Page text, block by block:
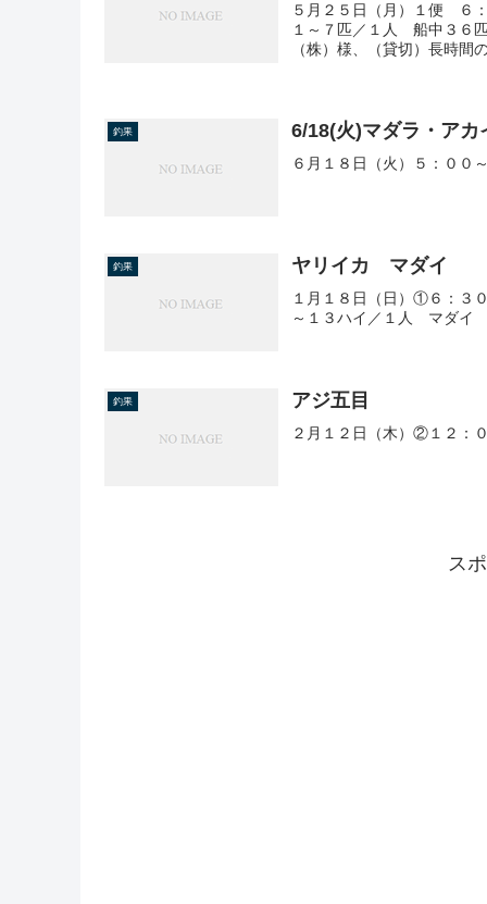
５月２５日（月）１便 ６
１～７匹／１人 船中３６
（株）様、（貸切）長時間
釣果 6/18(火)マダラ・アカ
６月１８日（火）５：００
釣果 ヤリイカ マダイ
１月１８日（日）①６：
～１３ハイ／１人 マダイ
釣果 アジ五目
２月１２日（木）②１２
ス